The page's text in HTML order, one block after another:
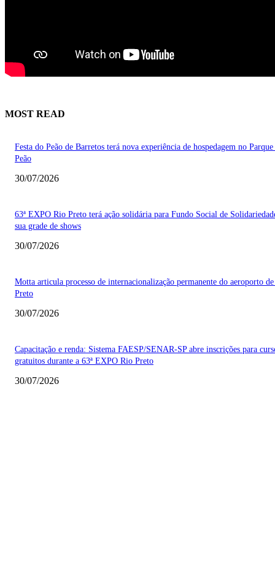
MOST READ
Festa do Peão de Barretos terá nova experiência de hospedagem no
Peão
30/07/2026
63ª EXPO Rio Preto terá ação solidária para Fundo Social de
sua grade de shows
30/07/2026
Motta articula processo de internacionalização permanente do aeroporto
Preto
30/07/2026
Capacitação e renda: Sistema FAESP/SENAR-SP abre inscrições para
gratuitos durante a 63ª EXPO Rio Preto
30/07/2026